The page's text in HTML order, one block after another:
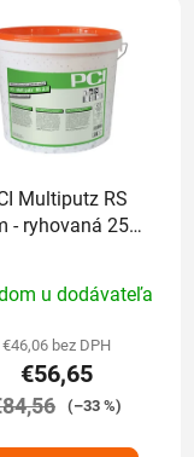
Multiputz RS
- ryhovaná 25kg
hodnotenie
produktu
je
5,0
u dodávateľa
€46,06 bez DPH
€56,65
(–33 %)